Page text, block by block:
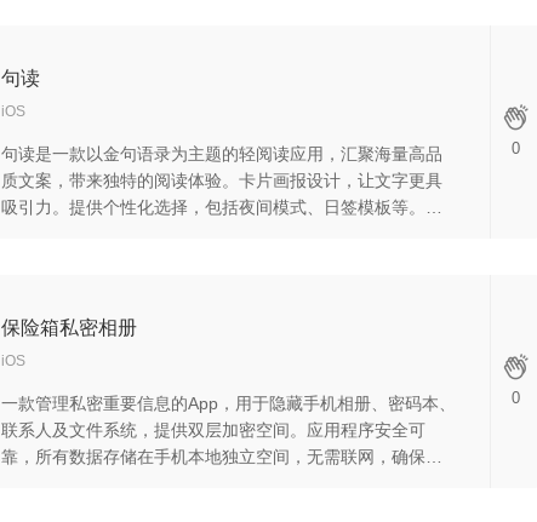
学习旅程，享受到市场上无法比拟的独特英语学习体验。
句读
iOS
句读是一款以金句语录为主题的轻阅读应用，汇聚海量高品
质文案，带来独特的阅读体验。卡片画报设计，让文字更具
吸引力。提供个性化选择，包括夜间模式、日签模板等。阅
0
保险箱私密相册
iOS
一款管理私密重要信息的App，用于隐藏手机相册、密码本、
联系人及文件系统，提供双层加密空间。应用程序安全可
靠，所有数据存储在手机本地独立空间，无需联网，确保数
0